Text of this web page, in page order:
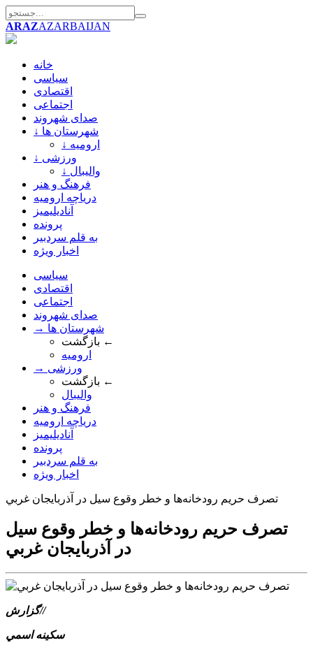
ARAZAZARBAIJAN
خانه
سیاسی
اقتصادی
اجتماعی
صدای شهروند
↓ شهرستان ها
↓ ارومیه
↓ ورزشی
↓ والیبال
فرهنگ و هنر
دریاچه ارومیه
آنادیلیمیز
پرونده
به قلم سردبیر
اخبار ویژه
سیاسی
اقتصادی
اجتماعی
صدای شهروند
→ شهرستان ها
بازگشت ←
ارومیه
→ ورزشی
بازگشت ←
والیبال
فرهنگ و هنر
دریاچه ارومیه
آنادیلیمیز
پرونده
به قلم سردبیر
اخبار ویژه
تصرف حريم رودخانه‌ها و خطر وقوع سيل در آذربايجان غربي
تصرف حريم رودخانه‌ها و خطر وقوع سيل
در آذربايجان غربي
گزارش//
سکينه اسمي